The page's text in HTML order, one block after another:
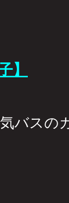
】
バスの